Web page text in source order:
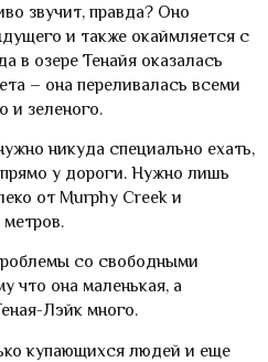
звучит, правда? Оно
и также окаймляется с
в озере Тенайя оказалась
– она переливалась всеми
и зеленого.
никуда специально ехать,
у дороги. Нужно лишь
от Murphy Creek и
метров.
со свободными
что она маленькая, а
Лэйк много.
купающихся людей и еще